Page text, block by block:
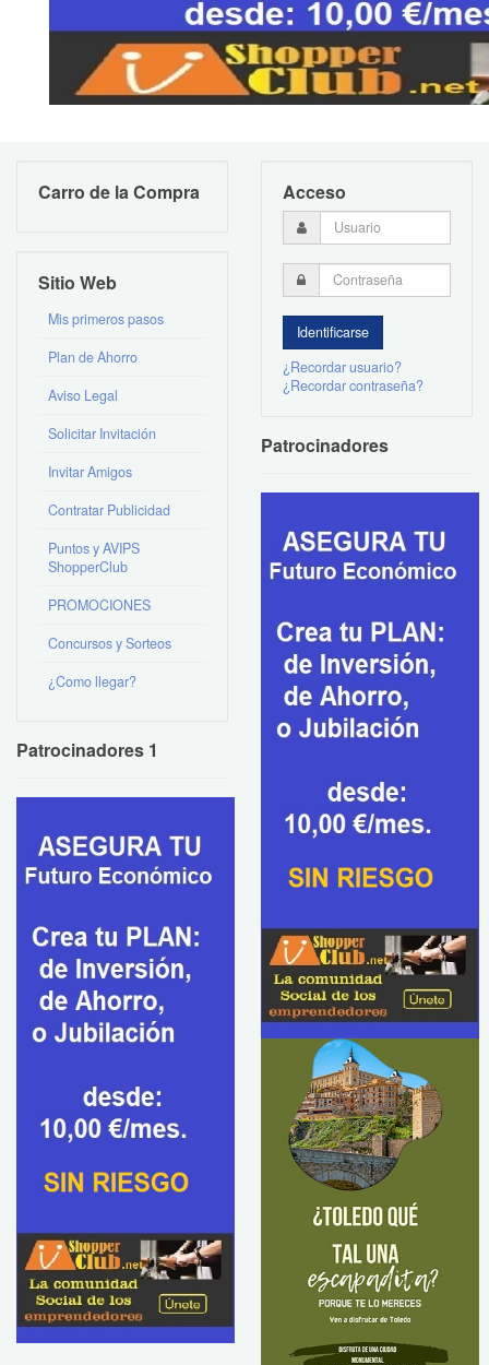
Carro de la Compra
Sitio Web
Mis primeros pasos
Plan de Ahorro
Aviso Legal
Solicitar Invitación
Invitar Amigos
Contratar Publicidad
Puntos y AVIPS
ShopperClub
PROMOCIONES
Concursos y Sorteos
¿Como llegar?
Patrocinadores 1
Acceso
¿Recordar usuario?
¿Recordar contraseña?
Patrocinadores